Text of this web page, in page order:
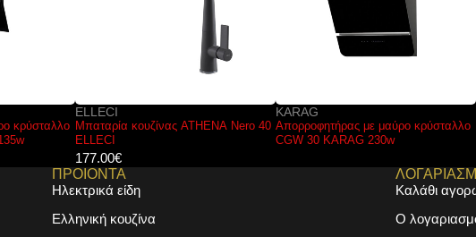
Nero 40
KARAG
Απορροφητήρας με μαύρο κρύσταλλο
CGW 30 KARAG 230w
KARAG
Απορροφητήρας με διάφανο
κρύσταλλο CTW 11 KARAG 190w
ΠΡΟΙΟΝΤΑ
Ηλεκτρικά είδη
Ελληνική κουζίνα
Καλάθι
Ο